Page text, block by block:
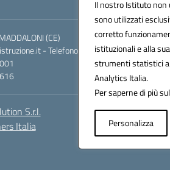
Il nostro Istituto
sono utilizzati
corretto
istituzionali e alla
strumenti statistici
Analytics Italia.
Per saperne di più
Personalizza
(CE)
- Telefono: 0823408721
S.r.l.
Italia